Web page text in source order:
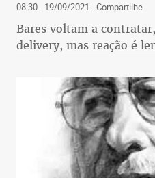
08:30 - 19/09/2021 - Compartilhe
Bares voltam a
delivery, mas reação é